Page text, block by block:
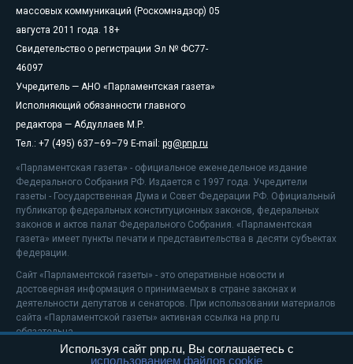
массовых коммуникаций (Роскомнадзор) 05
августа 2011 года. 18+
Свидетельство о регистрации Эл № ФС77-
46097
Учредитель — АНО «Парламентская газета»
Исполняющий обязанности главного
редактора — Абдуллаев М.Р.
Тел.: +7 (495) 637–69–79 E-mail: pg@pnp.ru
«Парламентская газета» - официальное еженедельное издание
Федерального Собрания РФ. Издается с 1997 года. Учредители
газеты - Государственная Дума и Совет Федерации РФ. Официальный
публикатор федеральных конституционных законов, федеральных
законов и актов палат Федерального Собрания. «Парламентская
газета» имеет пункты печати и представительства в десяти субъектах
федерации.
Сайт «Парламентской газеты» - это оперативные новости и
достоверная информация о принимаемых в стране законах и
деятельности депутатов и сенаторов. При использовании материалов
сайта «Парламентской газеты» активная ссылка на pnp.ru
обязательна.
На информационном ресурсе применяютсярекомендательные
Используя сайт pnp.ru, Вы соглашаетесь с
использованием файлов cookie